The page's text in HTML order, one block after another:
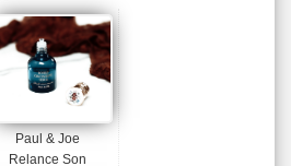
Paul & Joe
Relance Son